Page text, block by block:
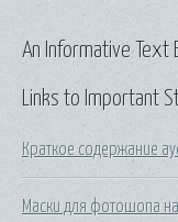
Links to Important
Краткое содержание
Маски для фотошопа
An Informative Text